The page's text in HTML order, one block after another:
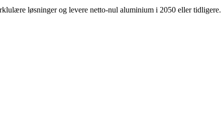
løsninger og levere netto-nul aluminium i 2050 eller tidligere.